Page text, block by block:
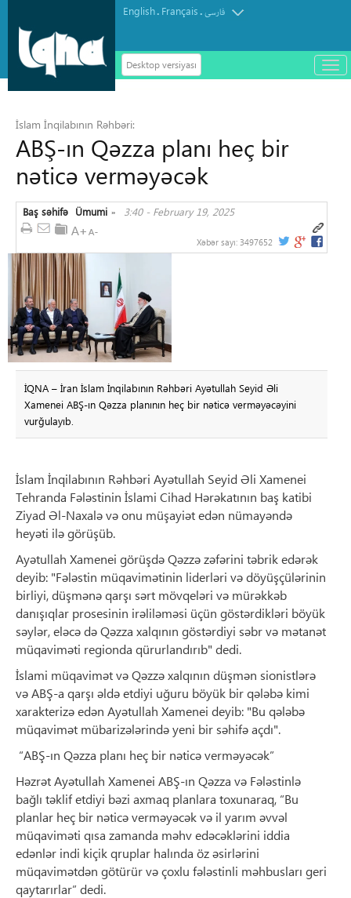
English. Français.فارسی
Desktop versiyası
باز
و
İslam İnqilabının Rəhbəri:
ABŞ-ın Qəzza planı heç bir
nəticə verməyəcək
Baş səhifə »
Ümumi 3:40 - February 19, 2025
Xəbər sayı: 3497652
İQNA – İran İslam İnqilabının Rəhbəri Ayətullah Seyid Əli
Xamenei ABŞ-ın Qəzza planının heç bir nəticə verməyəcəyini
vurğulayıb.
İslam İnqilabının Rəhbəri Ayətullah Seyid Əli Xamenei
Tehranda Fələstinin İslami Cihad Hərəkatının baş katibi
Ziyad Əl-Naxalə və onu müşayiət edən nümayəndə
heyəti ilə görüşüb.
Ayətullah Xamenei görüşdə Qəzzə zəfərini təbrik edərək
deyib: "Fələstin müqavimətinin liderləri və döyüşçülərinin
birliyi, düşmənə qarşı sərt mövqeləri və mürəkkəb
danışıqlar prosesinin irəliləməsi üçün göstərdikləri böyük
səylər, eləcə də Qəzza xalqının göstərdiyi səbr və mətanət
müqaviməti regionda qürurlandırıb" dedi.
İslami müqavimət və Qəzzə xalqının düşmən sionistlərə
və ABŞ-a qarşı əldə etdiyi uğuru böyük bir qələbə kimi
xarakterizə edən Ayətullah Xamenei deyib: "Bu qələbə
müqavimət mübarizələrində yeni bir səhifə açdı".
“ABŞ-ın Qəzza planı heç bir nəticə verməyəcək”
Həzrət Ayətullah Xamenei ABŞ-ın Qəzza və Fələstinlə
bağlı təklif etdiyi bəzi axmaq planlara toxunaraq, “Bu
planlar heç bir nəticə verməyəcək və il yarım əvvəl
müqaviməti qısa zamanda məhv edəcəklərini iddia
edənlər indi kiçik qruplar halında öz əsirlərini
müqavimətdən götürür və çoxlu fələstinli məhbusları geri
qaytarırlar” dedi.